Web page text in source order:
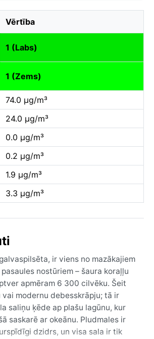
Vērtība
1 (Labs)
1 (Zems)
74.0 µg/m³
24.0 µg/m³
0.0 µg/m³
0.2 µg/m³
1.9 µg/m³
3.3 µg/m³
ir viens no mazākajiem
nostūriem – šaura koraļļu
apmēram 6 300 cilvēku. Šeit
vai modernu debesskrāpju; tā ir
saliņu ķēde ap plašu lagūnu, kur
saskarē ar okeānu. Pludmales ir
dzidrs, un visa sala ir tik